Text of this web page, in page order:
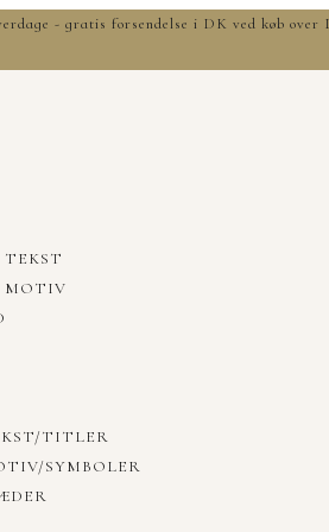
- gratis forsendelse i DK ved køb
MOTIV
TITLER
SYMBOLER